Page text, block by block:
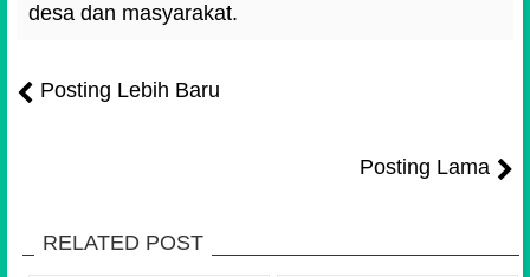
desa dan masyarakat.
Posting Lebih Baru
Posting Lama
RELATED POST